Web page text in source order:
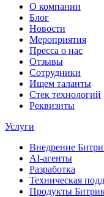
О компании
Блог
Новости
Мероприятия
Пресса о нас
Отзывы
Сотрудники
Ищем таланты
Стек технологий
Реквизиты
Услуги
Внедрение
AI-агенты
Разработка
Техническая
Продукты